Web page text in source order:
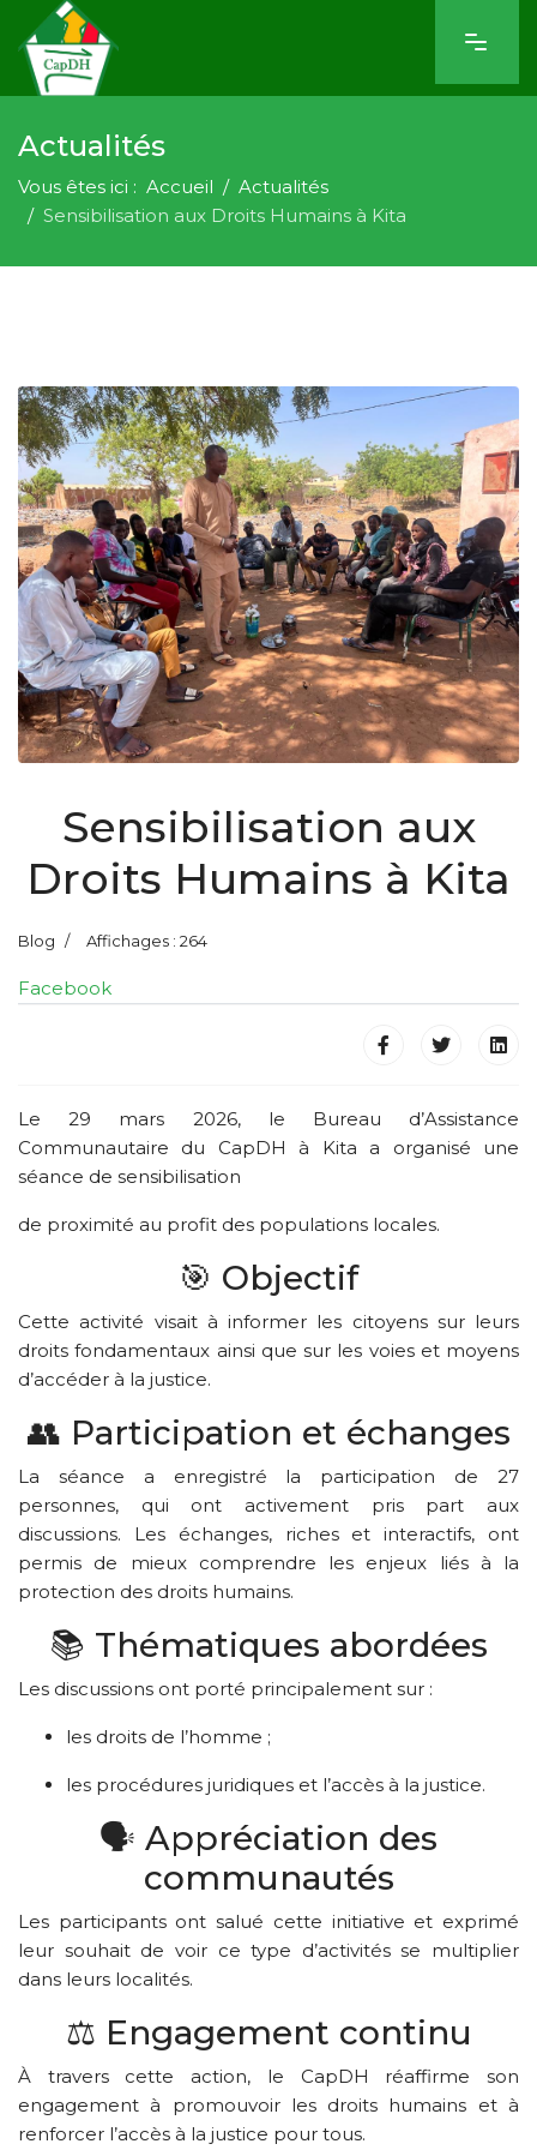
Actualités
Vous êtes ici : Accueil
Actualités
Sensibilisation aux Droits Humains à Kita
Sensibilisation aux
Droits Humains à Kita
Blog Affichages : 264
Facebook
Le 29 mars 2026, le Bureau d’Assistance
Communautaire du CapDH à Kita a organisé une
séance de sensibilisation
de proximité au profit des populations locales.
🎯 Objectif
Cette activité visait à informer les citoyens sur leurs
droits fondamentaux ainsi que sur les voies et moyens
d’accéder à la justice.
👥 Participation et échanges
La séance a enregistré la participation de 27
personnes, qui ont activement pris part aux
discussions. Les échanges, riches et interactifs, ont
permis de mieux comprendre les enjeux liés à la
protection des droits humains.
📚 Thématiques abordées
Les discussions ont porté principalement sur :
les droits de l’homme ;
les procédures juridiques et l’accès à la justice.
🗣️ Appréciation des
communautés
Les participants ont salué cette initiative et exprimé
leur souhait de voir ce type d’activités se multiplier
dans leurs localités.
⚖️ Engagement continu
À travers cette action, le CapDH réaffirme son
engagement à promouvoir les droits humains et à
renforcer l’accès à la justice pour tous.